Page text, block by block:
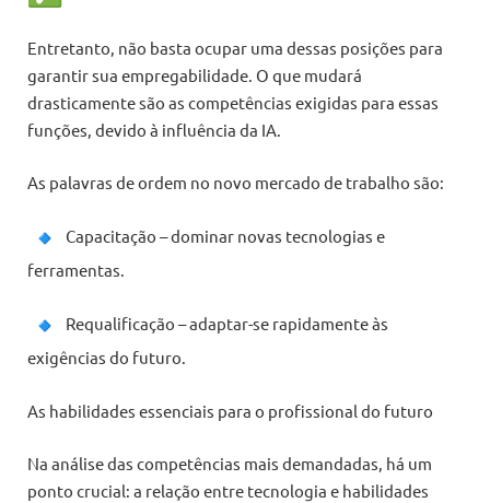
Entretanto, não basta ocupar uma dessas posições para
garantir sua empregabilidade. O que mudará
drasticamente são as competências exigidas para essas
funções, devido à influência da IA.
As palavras de ordem no novo mercado de trabalho são:
Capacitação – dominar novas tecnologias e
ferramentas.
Requalificação – adaptar-se rapidamente às
exigências do futuro.
As habilidades essenciais para o profissional do futuro
Na análise das competências mais demandadas, há um
ponto crucial: a relação entre tecnologia e habilidades